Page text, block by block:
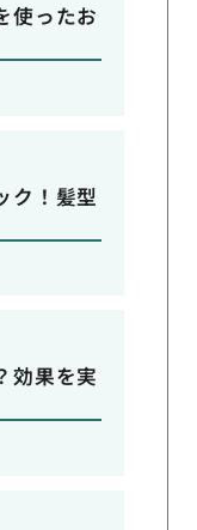
使ったお
ク！髪型
効果を実